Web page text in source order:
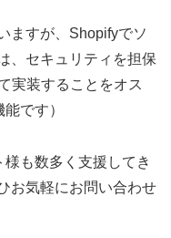
ますが、Shopifyでソ
、セキュリティを担保
実装することをオス
です）
も数多く支援してき
お気軽にお問い合わせ